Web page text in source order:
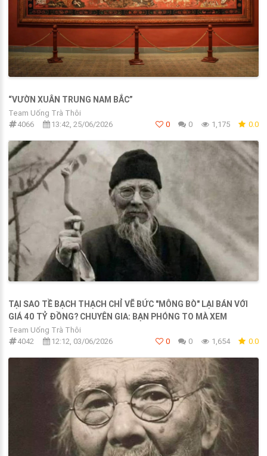
“VƯỜN XUÂN TRUNG NAM BẮC”
Team Uống Trà Thôi
4066
13:42, 25/06/2026 0 0 1,175 0.0
TẠI SAO TỀ BẠCH THẠCH CHỈ VẼ BỨC "MÔNG BÒ" LẠI BÁN VỚI
GIÁ 40 TỶ ĐỒNG? CHUYÊN GIA: BẠN PHÓNG TO MÀ XEM
Team Uống Trà Thôi
4042
12:12, 03/06/2026 0 0 1,654 0.0